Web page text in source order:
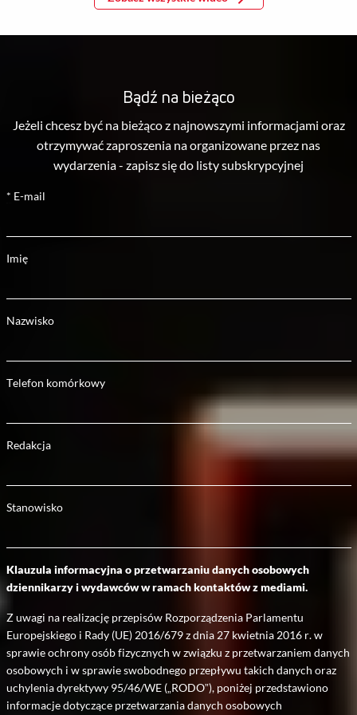
Bądź na bieżąco
Jeżeli chcesz być na bieżąco z najnowszymi informacjami oraz
otrzymywać zaproszenia na organizowane przez nas
wydarzenia - zapisz się do listy subskrypcyjnej
* E-mail
Imię
Nazwisko
Telefon komórkowy
Redakcja
Stanowisko
Klauzula informacyjna o przetwarzaniu danych osobowych
dziennikarzy i wydawców w ramach kontaktów z mediami.
Z uwagi na realizację przepisów Rozporządzenia Parlamentu
Europejskiego i Rady (UE) 2016/679 z dnia 27 kwietnia 2016 r. w
sprawie ochrony osób fizycznych w związku z przetwarzaniem danych
osobowych i w sprawie swobodnego przepływu takich danych oraz
uchylenia dyrektywy 95/46/WE („RODO”), poniżej przedstawiono
informacje dotyczące przetwarzania danych osobowych